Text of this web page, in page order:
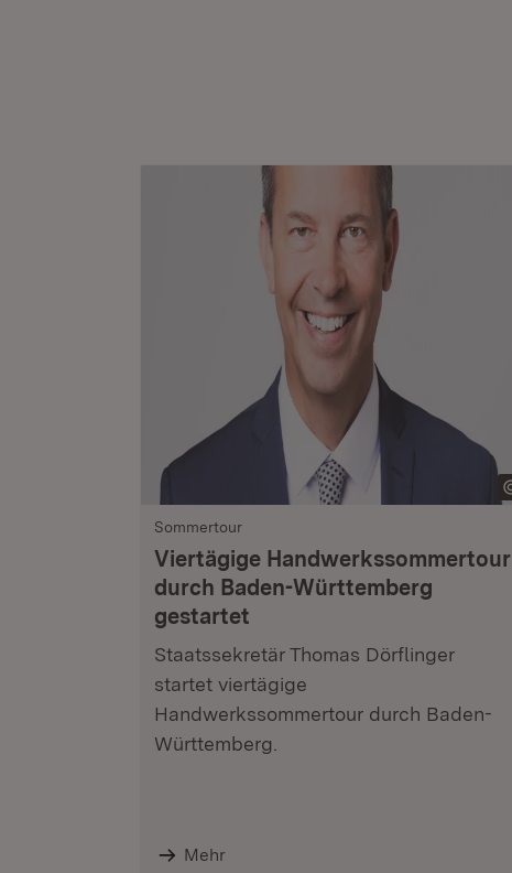
Sommertour
Viertägige Handwerkssommertour
durch Baden-Württemberg
gestartet
Staatssekretär Thomas Dörflinger
startet viertägige
Handwerkssommertour durch Baden-
Württemberg.
Mehr